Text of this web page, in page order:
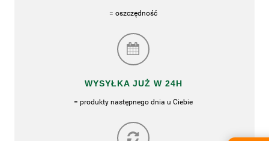
= oszczędność
WYSYŁKA JUŻ W 24H
= produkty następnego dnia u Ciebie